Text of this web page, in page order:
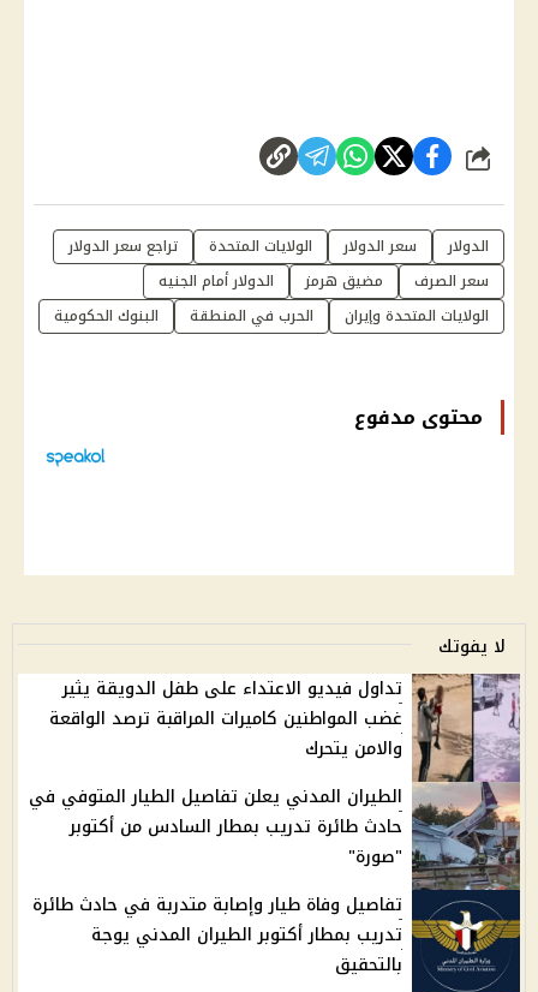
شارك
الدولار سعر الدولار الولايات المتحدة
تراجع سعر الدولار
سعر الصرف
مضيق هرمز
الدولار أمام الجنيه
الولايات المتحدة وإيران
الحرب في المنطقة البنوك الحكومية
محتوى مدفوع
لا يفوتك
تداول فيديو الاعتداء على طفل الدويقة يثير
غضب المواطنين كاميرات المراقبة ترصد الواقعة
والامن يتحرك
الطيران المدني يعلن تفاصيل الطيار المتوفي في
حادث طائرة تدريب بمطار السادس من أكتوبر
"صورة"
تفاصيل وفاة طيار وإصابة متدربة في حادث طائرة
تدريب بمطار أكتوبر الطيران المدني يوجة
بالتحقيق